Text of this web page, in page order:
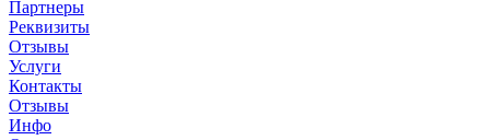
Партнеры
Реквизиты
Отзывы
Услуги
Контакты
Отзывы
Инфо